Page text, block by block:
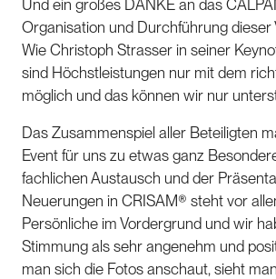
Und ein großes DANKE an das
Organisation und Durchführung dieser
Wie Christoph Strasser in seiner
sind Höchstleistungen nur mit dem
möglich und das können wir nur
Das Zusammenspiel aller Beteiligten
Event für uns zu etwas ganz
fachlichen Austausch und der
Neuerungen in CRISAM® steht vor
Persönliche im Vordergrund und wir
Stimmung als sehr angenehm und
man sich die Fotos anschaut, sieht